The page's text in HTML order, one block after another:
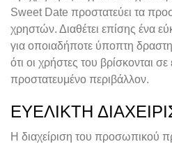
Sweet Date προστατεύει τα
χρηστών. Διαθέτει επίσης ένα
για οποιαδήποτε ύποπτη
ότι οι χρήστες του βρίσκονται
προστατευμένο περιβάλλον.
ΕΥΈΛΙΚΤΗ
Η διαχείριση του προσωπικού